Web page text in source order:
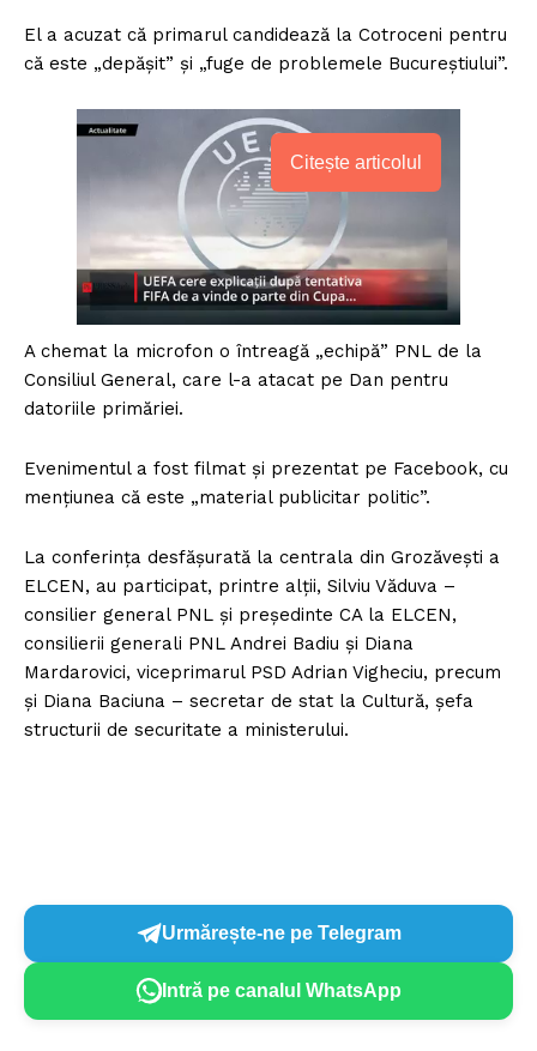
El a acuzat că primarul candidează la Cotroceni pentru
că este „depășit” și „fuge de problemele Bucureștiului”.
Citește articolul
A chemat la microfon o întreagă „echipă” PNL de la
Consiliul General, care l-a atacat pe Dan pentru
datoriile primăriei.
Evenimentul a fost filmat și prezentat pe Facebook, cu
mențiunea că este „material publicitar politic”.
La conferința desfășurată la centrala din Grozăvești a
ELCEN, au participat, printre alții, Silviu Văduva –
consilier general PNL și președinte CA la ELCEN,
consilierii generali PNL Andrei Badiu și Diana
Mardarovici, viceprimarul PSD Adrian Vigheciu, precum
și Diana Baciuna – secretar de stat la Cultură, șefa
structurii de securitate a ministerului.
Urmărește-ne pe Telegram
Intră pe canalul WhatsApp